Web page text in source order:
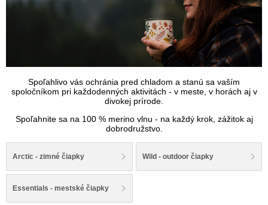
Spoľahlivo vás ochránia pred chladom a stanú sa vaším
spoločníkom pri každodenných aktivitách - v meste, v horách aj v
divokej prírode.
Spoľahnite sa na 100 % merino vlnu - na každý krok, zážitok aj
dobrodružstvo.
Arctic - zimné čiapky Wild - outdoor čiapky
Essentials - mestské čiapky